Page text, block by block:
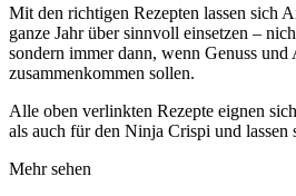
Mit den richtigen Rezepten lassen sich
ganze Jahr über sinnvoll einsetzen –
sondern immer dann, wenn Genuss
zusammenkommen sollen.
Alle oben verlinkten Rezepte eignen
als auch für den Ninja Crispi und lassen
Mehr sehen